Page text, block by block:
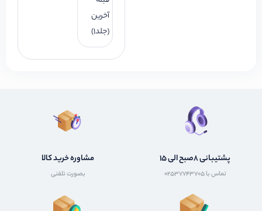
آخرین
(جلد1)
پشتیبانی 8صبح الی 15
تماس با 02537743705
مشاوره خرید کالا
بصورت تلفنی